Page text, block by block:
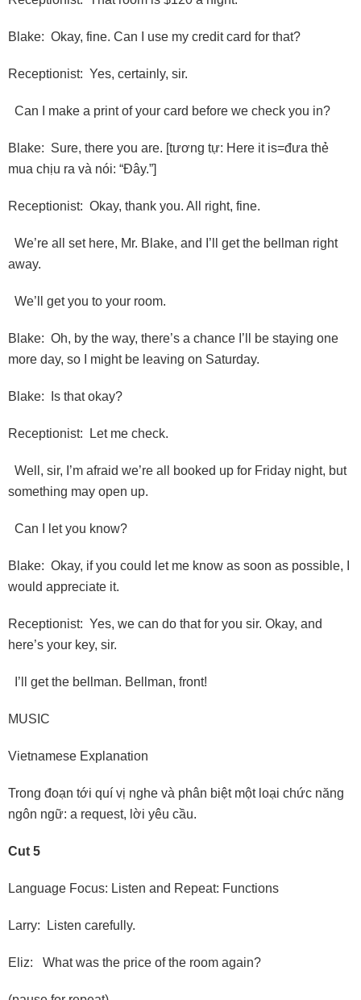
Blake: Okay, fine. Can I use my credit card for that?
Receptionist: Yes, certainly, sir.
Can I make a print of your card before we check you in?
Blake: Sure, there you are. [tương tự: Here it is=đưa thẻ
mua chịu ra và nói: “Ðây.”]
Receptionist: Okay, thank you. All right, fine.
We’re all set here, Mr. Blake, and I’ll get the bellman right
away.
We’ll get you to your room.
Blake: Oh, by the way, there’s a chance I’ll be staying one
more day, so I might be leaving on Saturday.
Blake: Is that okay?
Receptionist: Let me check.
Well, sir, I’m afraid we’re all booked up for Friday night, but
something may open up.
Can I let you know?
Blake: Okay, if you could let me know as soon as possible, I
would appreciate it.
Receptionist: Yes, we can do that for you sir. Okay, and
here’s your key, sir.
I’ll get the bellman. Bellman, front!
MUSIC
Vietnamese Explanation
Trong đoạn tới quí vị nghe và phân biệt một loại chức năng
ngôn ngữ: a request, lời yêu cầu.
Cut 5
Language Focus: Listen and Repeat: Functions
Larry: Listen carefully.
Eliz: What was the price of the room again?